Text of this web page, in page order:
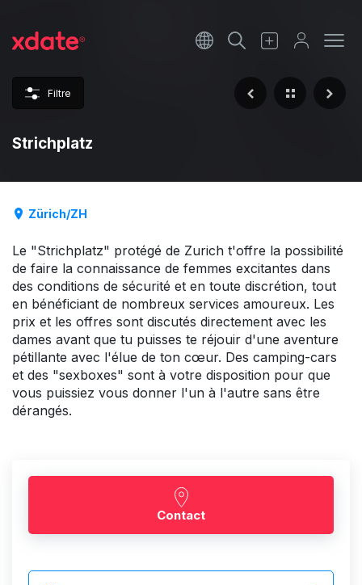
Filtre
Strichplatz
Zürich/ZH
Le "Strichplatz" protégé de Zurich t'offre la possibilité
de faire la connaissance de femmes excitantes dans
des conditions de sécurité et en toute discrétion, tout
en bénéficiant de nombreux services amoureux. Les
prix et les offres sont discutés directement avec les
dames avant que tu puisses te réjouir d'une aventure
pétillante avec l'élue de ton cœur. Des camping-cars
et des "sexboxes" sont à votre disposition pour que
vous puissiez vous donner l'un à l'autre sans être
dérangés.
Contact